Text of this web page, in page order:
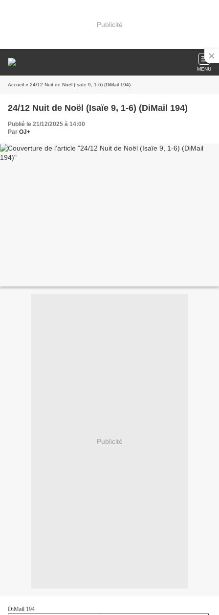
Publicité
MENU
Accueil » 24/12 Nuit de Noël (Isaïe 9, 1-6) (DiMail 194)
24/12 Nuit de Noël (Isaïe 9, 1-6) (DiMail 194)
Publié le 21/12/2025 à 14:00
Par OJ+
Publicité
DiMail 194